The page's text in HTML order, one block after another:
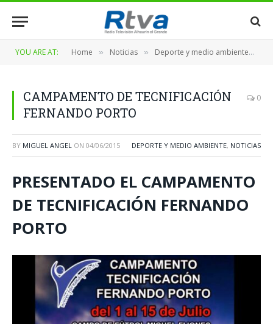
YOU ARE AT: Home » Noticias » Deporte y medio ambiente
CAMPAMENTO DE TECNIFICACIÓN
FERNANDO PORTO
0
BY MIGUEL ANGEL ON 04/06/2015 DEPORTE Y MEDIO AMBIENTE, NOTICIAS
PRESENTADO EL CAMPAMENTO
DE TECNIFICACIÓN FERNANDO
PORTO